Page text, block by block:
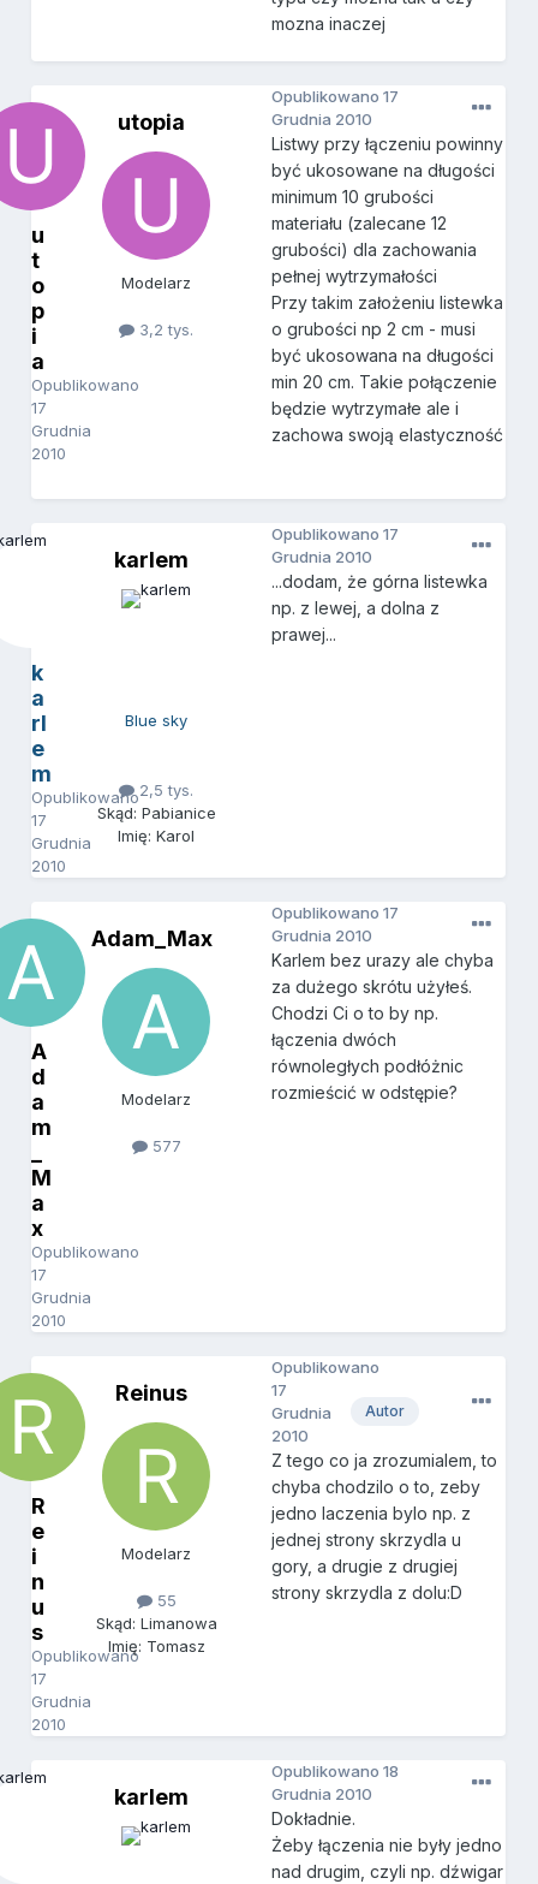
mozna inaczej
u
t
o
p
i
a
Opublikowano
17
Grudnia
2010
utopia
Modelarz
3,2 tys.
Opublikowano17
Grudnia 2010
Listwy przy łączeniu powinny
być ukosowane na długości
minimum 10 grubości
materiału (zalecane 12
grubości) dla zachowania
pełnej wytrzymałości
Przy takim założeniu listewka
o grubości np 2 cm - musi
być ukosowana na długości
min 20 cm. Takie połączenie
będzie wytrzymałe ale i
zachowa swoją elastyczność
k
a
rl
e
m
Opublikowano
17
Grudnia
2010
karlem
Blue sky
2,5 tys.
Skąd: Pabianice
Imię: Karol
Opublikowano17
Grudnia 2010
...dodam, że górna listewka
np. z lewej, a dolna z
prawej...
A
d
a
m
M
a
x
Opublikowano
17
Grudnia
2010
Adam_Max
Modelarz
577
Opublikowano17
Grudnia 2010
Karlem bez urazy ale chyba
za dużego skrótu użyłeś.
Chodzi Ci o to by np.
łączenia dwóch
równoległych podłóżnic
rozmieścić w odstępie?
R
e
i
n
u
s
Opublikowano
17
Grudnia
2010
Reinus
Modelarz
55
Skąd: Limanowa
Imię: Tomasz
Autor
Opublikowano
17
Grudnia
2010
Z tego co ja zrozumialem, to
chyba chodzilo o to, zeby
jedno laczenia bylo np. z
jednej strony skrzydla u
gory, a drugie z drugiej
strony skrzydla z dolu:D
karlem
Opublikowano18
Grudnia 2010
Dokładnie.
Żeby łączenia nie były jedno
nad drugim, czyli np. dźwigar